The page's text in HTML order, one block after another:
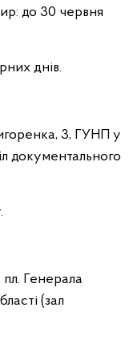
до 30 червня
днів.
3, ГУНП у
документального
пл. Генерала
(зал